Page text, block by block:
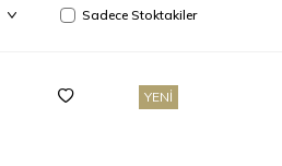
Sadece Stoktakiler
YENI